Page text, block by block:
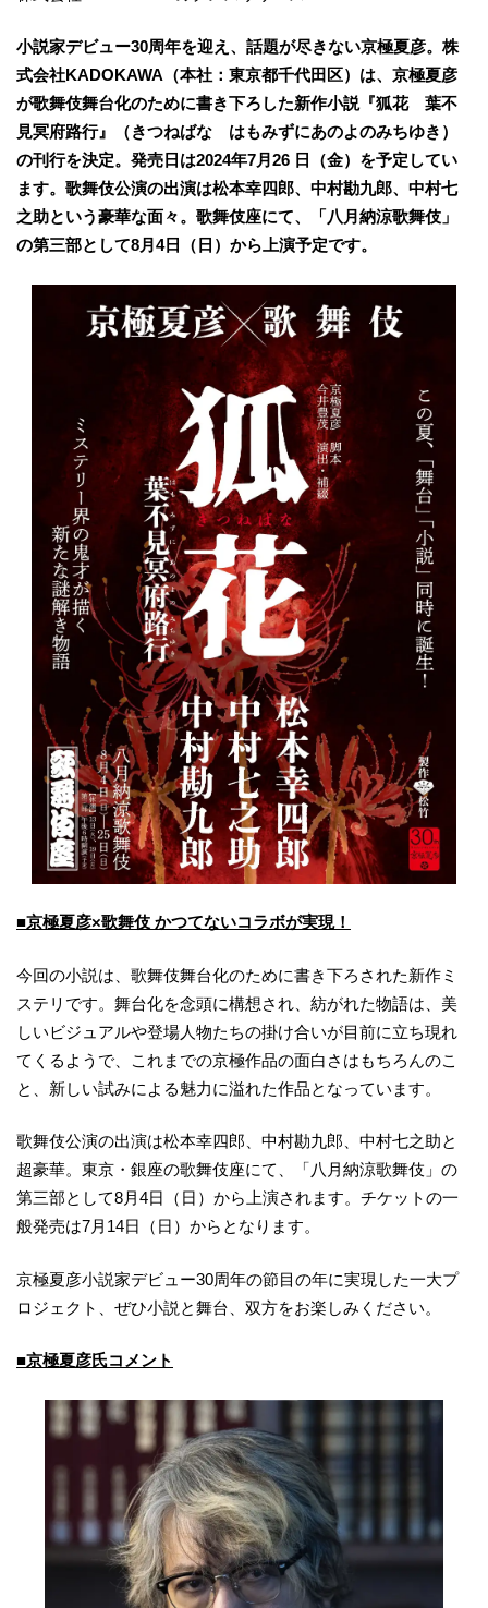
小説家デビュー30周年を迎え、話題が尽きない京極夏彦。株
式会社KADOKAWA（本社：東京都千代田区）は、京極夏彦
が歌舞伎舞台化のために書き下ろした新作小説『狐花 葉不
見冥府路行』（きつねばな はもみずにあのよのみちゆき）
の刊行を決定。発売日は2024年7月26 日（金）を予定してい
ます。歌舞伎公演の出演は松本幸四郎、中村勘九郎、中村七
之助という豪華な面々。歌舞伎座にて、「八月納涼歌舞伎」
の第三部として8月4日（日）から上演予定です。
■京極夏彦×歌舞伎 かつてないコラボが実現！
今回の小説は、歌舞伎舞台化のために書き下ろされた新作ミ
ステリです。舞台化を念頭に構想され、紡がれた物語は、美
しいビジュアルや登場人物たちの掛け合いが目前に立ち現れ
てくるようで、これまでの京極作品の面白さはもちろんのこ
と、新しい試みによる魅力に溢れた作品となっています。
歌舞伎公演の出演は松本幸四郎、中村勘九郎、中村七之助と
超豪華。東京・銀座の歌舞伎座にて、「八月納涼歌舞伎」の
第三部として8月4日（日）から上演されます。チケットの一
般発売は7月14日（日）からとなります。
京極夏彦小説家デビュー30周年の節目の年に実現した一大プ
ロジェクト、ぜひ小説と舞台、双方をお楽しみください。
■京極夏彦氏コメント